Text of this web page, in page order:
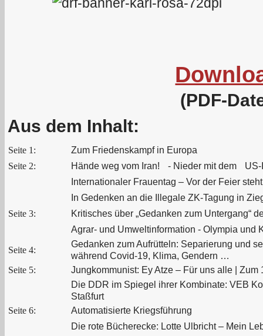
(PDF-
Aus dem Inhalt:
Seite 1:
Zum Friedenskampf in Europa
Seite 2:
Hände weg vom Iran! - Nieder mit dem US-
Internationaler Frauentag – Vor der Feier
In Gedenken an die Illegale ZK‑Tagung in
Seite 3:
Kritisches über „Gedanken zum Untergang“
Agrar- und Umweltinformation - Olympia und
Seite 4:
Gedanken zum Aufrütteln: Separierung und
während Covid-19, Klima, Gendern …
Seite 5:
Jungkommunist: Ey Atze – Für uns alle |
Die DDR im Spiegel ihrer Kombinate: VEB
Staßfurt
Seite 6:
Automatisierte Kriegsführung
Die rote Bücherecke: Lotte Ulbricht – Mein